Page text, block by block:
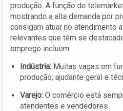
produção. A função de
mostrando a alta demanda por
consigam atuar no atendimento
relevantes que têm se
emprego incluem:
Indústria: Muitas vagas em
produção, ajudante geral e
Varejo: O comércio está
atendentes e vendedores.